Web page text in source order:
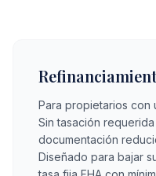
Para propietarios con
Sin tasación
documentación
Diseñado para bajar